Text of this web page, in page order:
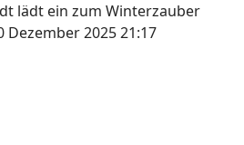
lädt ein zum Winterzauber
Dezember 2025 21:17